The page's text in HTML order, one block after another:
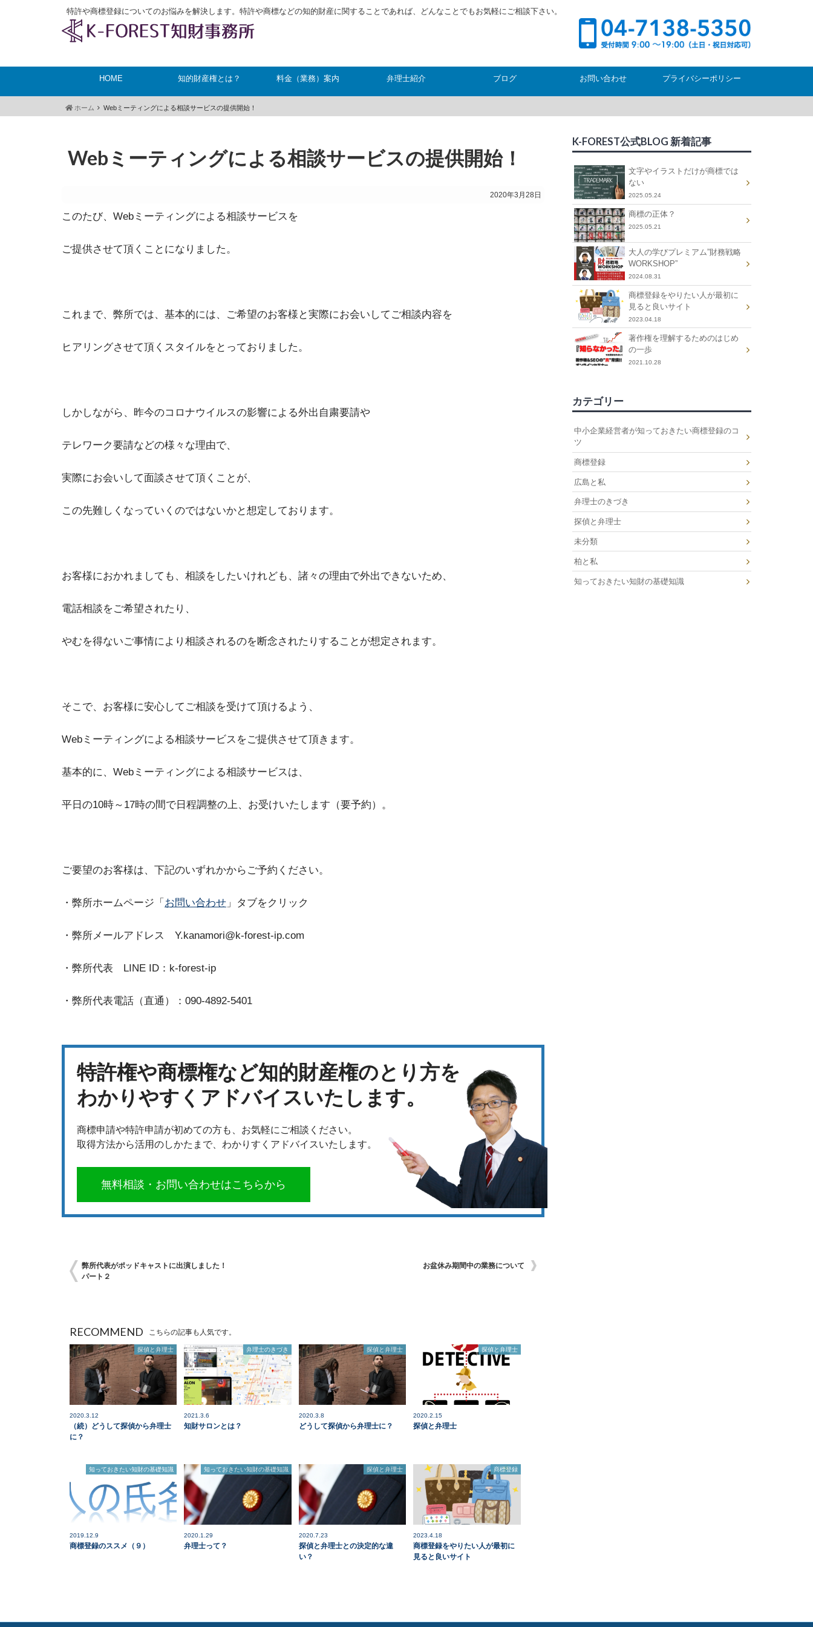
特許や商標登録についてのお悩みを解決します。特許や商標などの知的財産に関することであれば、どんなことでもお気軽にご相談下さい。
HOME 知的財産権とは？ 料金（業務）案内 弁理士紹介 ブログ お問い合わせ プライバシーポリシー
ホーム Webミーティングによる相談サービスの提供開始！
Webミーティングによる相談サービスの提供開始！
2020年3月28日
このたび、Webミーティングによる相談サービスを
ご提供させて頂くことになりました。
これまで、弊所では、基本的には、ご希望のお客様と実際にお会いしてご相談内容を
ヒアリングさせて頂くスタイルをとっておりました。
しかしながら、昨今のコロナウイルスの影響による外出自粛要請や
テレワーク要請などの様々な理由で、
実際にお会いして面談させて頂くことが、
この先難しくなっていくのではないかと想定しております。
お客様におかれましても、相談をしたいけれども、諸々の理由で外出できないため、
電話相談をご希望されたり、
やむを得ないご事情により相談されるのを断念されたりすることが想定されます。
そこで、お客様に安心してご相談を受けて頂けるよう、
Webミーティングによる相談サービスをご提供させて頂きます。
基本的に、Webミーティングによる相談サービスは、
平日の10時～17時の間で日程調整の上、お受けいたします（要予約）。
ご要望のお客様は、下記のいずれかからご予約ください。
・弊所ホームページ「 お問い合わせ 」タブをクリック
・弊所メールアドレス Y.kanamori@k-forest-ip.com
・弊所代表 LINE ID：k-forest-ip
・弊所代表電話（直通）：090-4892-5401
特許権や商標権など知的財産権のとり方を
わかりやすくアドバイスいたします。
商標申請や特許申請が初めての方も、お気軽にご相談ください。
取得方法から活用のしかたまで、わかりすくアドバイスいたします。
無料相談・お問い合わせはこちらから
弊所代表がポッドキャストに出演しました！
パート２
お盆休み期間中の業務について
RECOMMEND こちらの記事も人気です。
探偵と弁理士
2020.3.12
（続）どうして探偵から弁理士
に？
弁理士のきづき
2021.3.6
知財サロンとは？
探偵と弁理士
2020.3.8
どうして探偵から弁理士に？
探偵と弁理士
2020.2.15
探偵と弁理士
知っておきたい知財の基礎知識
2019.12.9
商標登録のススメ（９）
知っておきたい知財の基礎知識
2020.1.29
弁理士って？
探偵と弁理士
2020.7.23
探偵と弁理士との決定的な違
い？
商標登録
2023.4.18
商標登録をやりたい人が最初に
見ると良いサイト
K-FOREST公式BLOG 新着記事
文字やイラストだけが商標では
ない
2025.05.24
商標の正体？
2025.05.21
大人の学びプレミアム”財務戦略
WORKSHOP”
2024.08.31
商標登録をやりたい人が最初に
見ると良いサイト
2023.04.18
著作権を理解するためのはじめ
の一歩
2021.10.28
カテゴリー
中小企業経営者が知っておきたい商標登録のコ
ツ
商標登録
広島と私
弁理士のきづき
探偵と弁理士
未分類
柏と私
知っておきたい知財の基礎知識